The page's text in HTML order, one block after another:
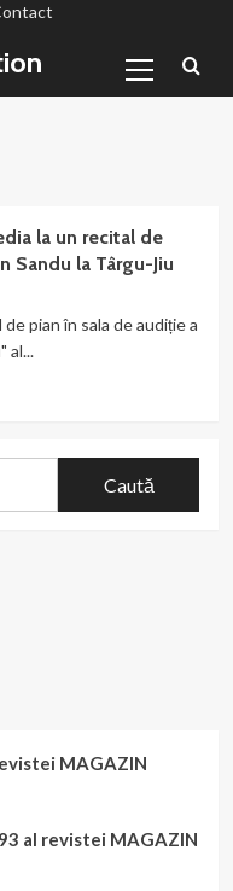
Menu
la un recital de
Sandu la Târgu-Jiu
pian în sala de audiție a
al...
MAGAZIN
al revistei MAGAZIN